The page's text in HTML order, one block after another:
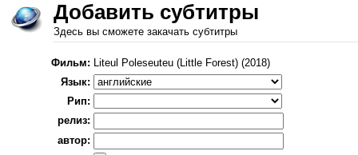
Добавить субтитры
Здесь вы сможете закачать субтитры
Фильм:
Liteul Poleseuteu (Little Forest) (2018)
Язык:
Рип:
релиз:
автор: